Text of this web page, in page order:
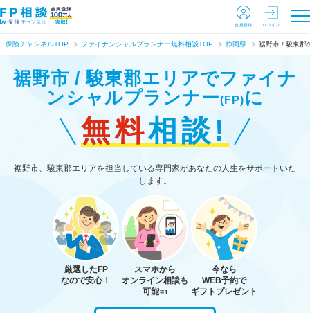
会員登録 ログイン
保険チャンネルTOP ファイナンシャルプランナー無料相談TOP 静岡県 裾野市 / 駿東郡
裾野市 / 駿東郡エリアでファイナ
ンシャルプランナー(FP)に
無料相談!
裾野市、駿東郡エリアを担当している専門家があなたの人生をサポートいた
します。
厳選したFP
なので安心！
スマホから
オンライン相談も
可能※1
今なら
WEB予約で
ギフトプレゼント